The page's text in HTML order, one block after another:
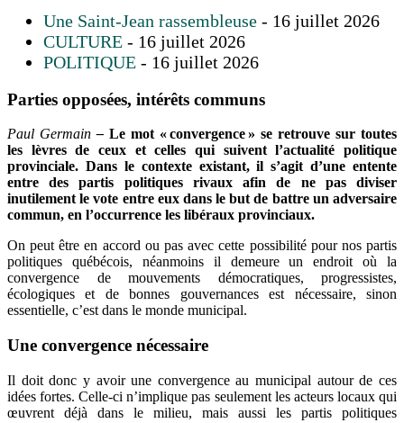
Une Saint-Jean rassembleuse - 16 juillet 2026
CULTURE - 16 juillet 2026
POLITIQUE - 16 juillet 2026
Parties opposées, intérêts communs
Paul Germain – Le mot « convergence » se retrouve sur toutes
les lèvres de ceux et celles qui suivent l’actualité politique
provinciale. Dans le contexte existant, il s’agit d’une entente
entre des partis politiques rivaux afin de ne pas diviser
inutilement le vote entre eux dans le but de battre un adversaire
commun, en l’occurrence les libéraux provinciaux.
On peut être en accord ou pas avec cette possibilité pour nos partis
politiques québécois, néanmoins il demeure un endroit où la
convergence de mouvements démocratiques, progressistes,
écologiques et de bonnes gouvernances est nécessaire, sinon
essentielle, c’est dans le monde municipal.
Une convergence nécessaire
Il doit donc y avoir une convergence au municipal autour de ces
idées fortes. Celle-ci n’implique pas seulement les acteurs locaux qui
œuvrent déjà dans le milieu, mais aussi les partis politiques